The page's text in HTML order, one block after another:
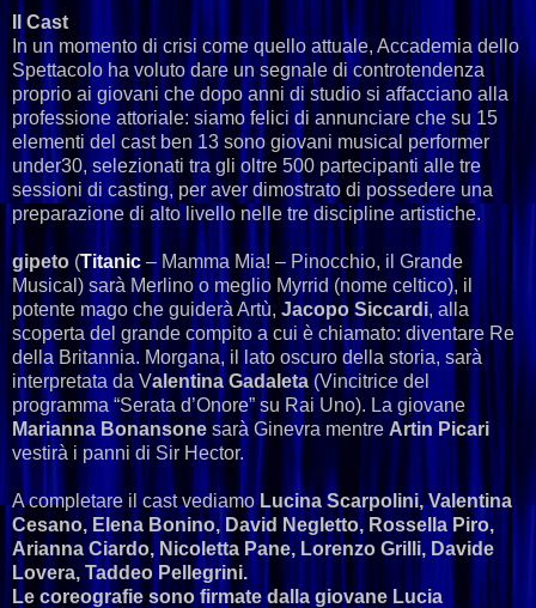
Il Cast
In un momento di crisi come quello attuale, Accademia dello
Spettacolo ha voluto dare un segnale di controtendenza
proprio ai giovani che dopo anni di studio si affacciano alla
professione attoriale: siamo felici di annunciare che su 15
elementi del cast ben 13 sono giovani musical performer
under30, selezionati tra gli oltre 500 partecipanti alle tre
sessioni di casting, per aver dimostrato di possedere una
preparazione di alto livello nelle tre discipline artistiche.
gipeto (Titanic – Mamma Mia! – Pinocchio, il Grande
Musical) sarà Merlino o meglio Myrrid (nome celtico), il
potente mago che guiderà Artù, Jacopo Siccardi, alla
scoperta del grande compito a cui è chiamato: diventare Re
della Britannia. Morgana, il lato oscuro della storia, sarà
interpretata da Valentina Gadaleta (Vincitrice del
programma “Serata d’Onore” su Rai Uno). La giovane
Marianna Bonansone sarà Ginevra mentre Artin Picari
vestirà i panni di Sir Hector.
A completare il cast vediamoLucina Scarpolini, Valentina
Cesano, Elena Bonino, David Negletto, Rossella Piro,
Arianna Ciardo, Nicoletta Pane, Lorenzo Grilli, Davide
Lovera, Taddeo Pellegrini.
Le coreografie sono firmate dalla giovane Lucia